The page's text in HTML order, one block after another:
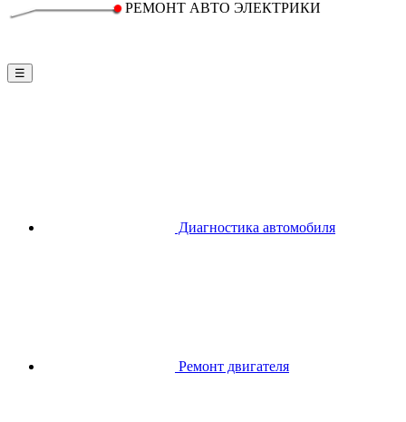
РЕМОНТ АВТО ЭЛЕКТРИКИ
☰
Диагностика автомобиля
Ремонт двигателя